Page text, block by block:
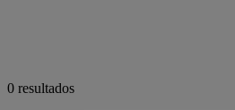
0 resultados